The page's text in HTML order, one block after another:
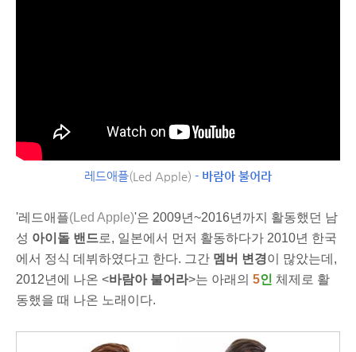
레드애플(Led Apple) - 바람아 불어라
'레드애플(Led Apple)'은 2009년~2016년까지 활동했던 남
성 아이돌 밴드로, 일본에서 먼저 활동하다가 2010년 한국
에서 정식 데뷔하였다고 한다. 그간 멤버 변경이 많았는데,
2012년에 나온 <바람아 불어라>는 아래의 5인 체제로 활
동했을 때 나온 노래이다.